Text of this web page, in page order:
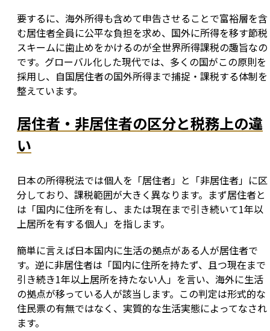
要するに、海外所得も含めて申告させることで富裕層を含
む居住者全員に公平な負担を求め、国外に所得を移す節税
スキームに歯止めをかけるのが全世界所得課税の趣旨なの
です。グローバル化した現代では、多くの国がこの原則を
採用し、自国居住者の国外所得まで捕捉・課税する体制を
整えています。
居住者・非居住者の区分と税務上の違
い
日本の所得税法では個人を「居住者」と「非居住者」に区
分しており、課税範囲が大きく異なります。まず居住者と
は「国内に住所を有し、または現在まで引き続いて1年以
上居所を有する個人」を指します。
簡単に言えば日本国内に生活の拠点がある人が居住者で
す。逆に非居住者は「国内に住所を持たず、且つ現在まで
引き続き1年以上居所を持たない人」を言い、海外に生活
の拠点が移っている人が該当します。この判定は形式的な
住民票の有無ではなく、実質的な生活実態によってなされ
ます。